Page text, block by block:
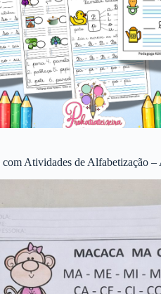
Atividades de Alfabetização –